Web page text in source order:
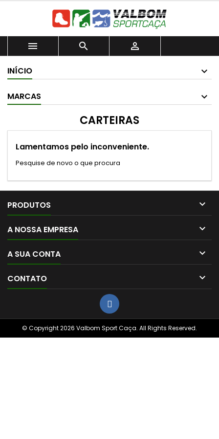
  
INÍCIO
MARCAS
CARTEIRAS
Lamentamos pelo inconveniente.
Pesquise de novo o que procura
PRODUTOS 
A NOSSA EMPRESA 
A SUA CONTA 
CONTATO 
© Copyright 2026 Valbom Sport Caça. All Rights Reserved.